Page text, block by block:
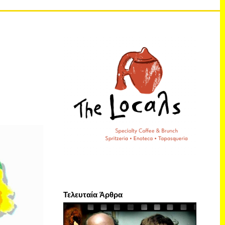
Τελευταία Άρθρα